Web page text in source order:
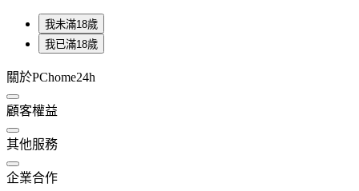
我未滿18歲
我已滿18歲
關於PChome24h
顧客權益
其他服務
企業合作